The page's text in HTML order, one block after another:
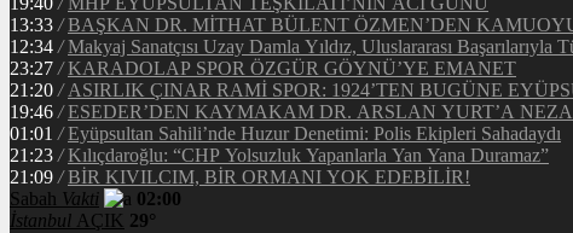
13:33 / BAŞKAN DR. MİTHAT BÜLENT ÖZMEN’DEN
12:34 / Makyaj Sanatçısı Uzay Damla Yıldız, Uluslararası Başarılarıyla
23:27 / KARADOLAP SPOR ÖZGÜR GÖYNÜ’YE EMANET
21:20 / ASIRLIK ÇINAR RAMİ SPOR: 1924’TEN BUGÜNE
19:46 / ESEDER’DEN KAYMAKAM DR. ARSLAN YURT’A
01:01 / Eyüpsultan Sahili’nde Huzur Denetimi: Polis Ekipleri Sahadaydı
21:23 / Kılıçdaroğlu: “CHP Yolsuzluk Yapanlarla Yan Yana Duramaz”
21:09 / BİR KIVILCIM, BİR ORMANI YOK EDEBİLİR!
Sabah Vakti
02:00
İstanbul AÇIK 29°